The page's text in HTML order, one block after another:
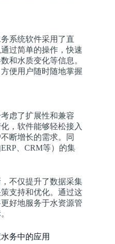
系统软件采用了直
过简单的操作，快速
和水质变化等信息。
便用户随时随地掌握
虑了扩展性和兼容
，软件能够轻松接入
断增长的需求。同
、CRM等）的集
不仅提升了数据采集
支持和优化。通过这
好地服务于水资源管
务中的应用